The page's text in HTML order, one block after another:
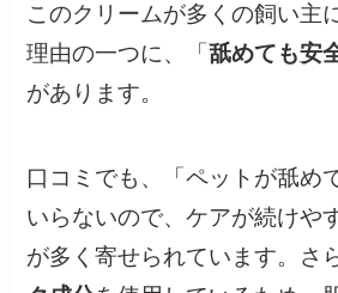
このクリームが多くの飼い主
理由の一つに、「舐めても安
があります。
口コミでも、「ペットが舐め
いらないので、ケアが続けや
が多く寄せられています。さ